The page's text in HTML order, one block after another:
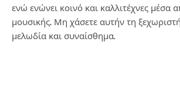
ενώ ενώνει κοινό και καλλιτέχνες μέσα
μουσικής. Μη χάσετε αυτήν τη
μελωδία και συναίσθημα.